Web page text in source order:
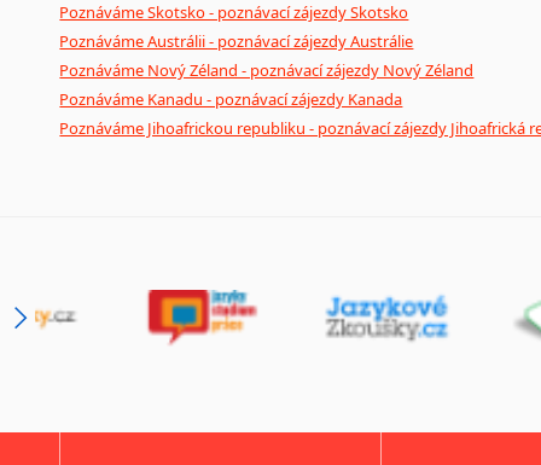
Poznáváme Skotsko - poznávací zájezdy Skotsko
Poznáváme Austrálii - poznávací zájezdy Austrálie
Poznáváme Nový Zéland - poznávací zájezdy Nový Zéland
Poznáváme Kanadu - poznávací zájezdy Kanada
Poznáváme Jihoafrickou republiku - poznávací zájezdy Jihoafrická